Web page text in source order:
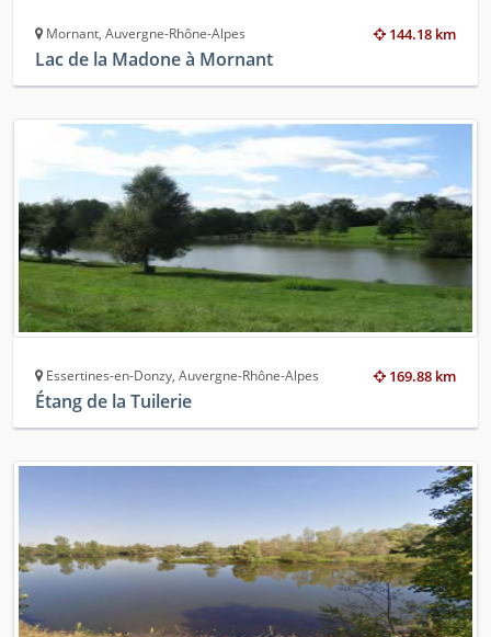
144.18 km
Mornant, Auvergne-Rhône-Alpes
Lac de la Madone à Mornant
169.88 km
Essertines-en-Donzy, Auvergne-Rhône-Alpes
Étang de la Tuilerie